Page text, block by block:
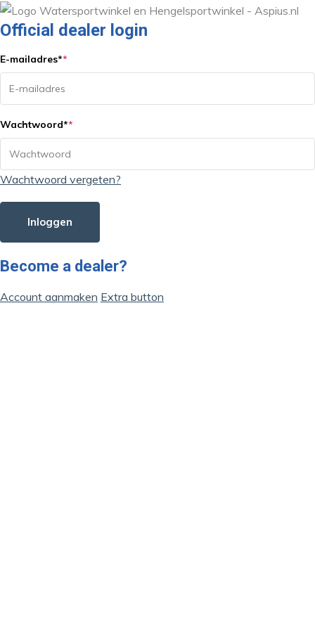
Official dealer login
E-mailadres**
Wachtwoord**
Wachtwoord vergeten?
Inloggen
Become a dealer?
Account aanmaken Extra button